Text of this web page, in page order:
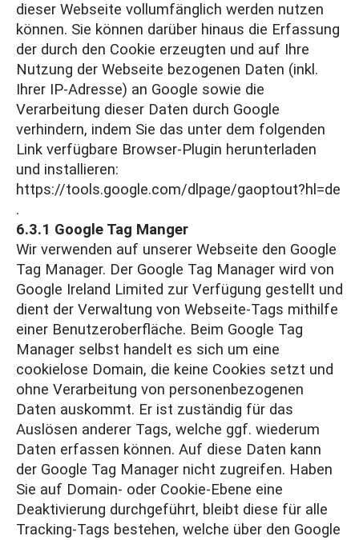
dieser Webseite vollumfänglich werden nutzen
können. Sie können darüber hinaus die Erfassung
der durch den Cookie erzeugten und auf Ihre
Nutzung der Webseite bezogenen Daten (inkl.
Ihrer IP-Adresse) an Google sowie die
Verarbeitung dieser Daten durch Google
verhindern, indem Sie das unter dem folgenden
Link verfügbare Browser-Plugin herunterladen
und installieren:
https://tools.google.com/dlpage/gaoptout?hl=de
.
6.3.1 Google Tag Manger
Wir verwenden auf unserer Webseite den Google
Tag Manager. Der Google Tag Manager wird von
Google Ireland Limited zur Verfügung gestellt und
dient der Verwaltung von Webseite-Tags mithilfe
einer Benutzeroberfläche. Beim Google Tag
Manager selbst handelt es sich um eine
cookielose Domain, die keine Cookies setzt und
ohne Verarbeitung von personenbezogenen
Daten auskommt. Er ist zuständig für das
Auslösen anderer Tags, welche ggf. wiederum
Daten erfassen können. Auf diese Daten kann
der Google Tag Manager nicht zugreifen. Haben
Sie auf Domain- oder Cookie-Ebene eine
Deaktivierung durchgeführt, bleibt diese für alle
Tracking-Tags bestehen, welche über den Google